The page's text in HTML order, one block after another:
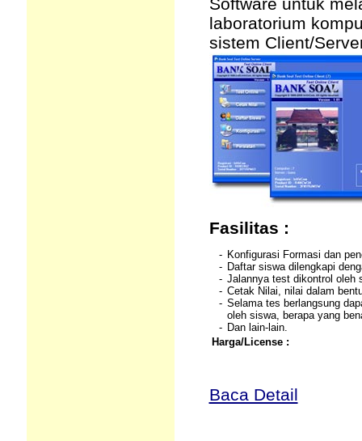
Software untuk
laboratorium
sistem Client/
Fasilitas :
- Konfigurasi Formasi dan
- Daftar siswa dilengkapi
- Jalannya test dikontrol oleh
- Cetak Nilai, nilai dalam
- Selama tes berlangsung
oleh siswa, berapa yang
- Dan lain-lain.
Harga/License :
Baca Detail